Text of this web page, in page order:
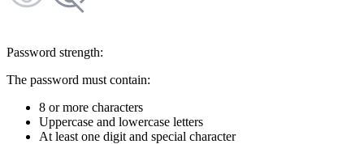
Password strength:
The password must contain:
8 or more characters
Uppercase and lowercase letters
At least one digit and special character